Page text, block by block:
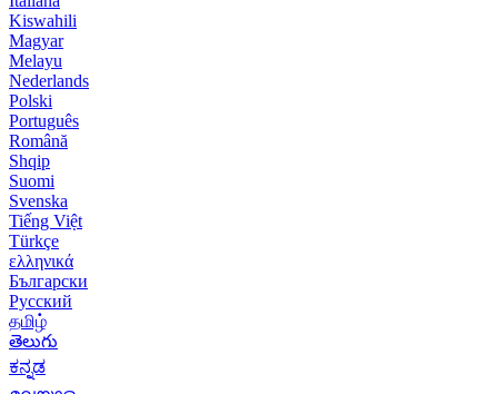
Kiswahili
Magyar
Melayu
Nederlands
Polski
Português
Română
Shqip
Suomi
Svenska
Tiếng Việt
Türkçe
ελληνικά
Български
Русский
தமிழ்
తెలుగు
ಕನ್ನಡ